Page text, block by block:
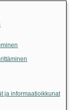
ja informaatioikkunat